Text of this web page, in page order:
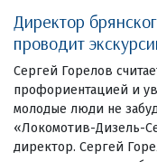
Директор
проводит
Сергей Горелов
профориентацией и
молодые люди не
«Локомотив-Дизель-
директор. Сергей